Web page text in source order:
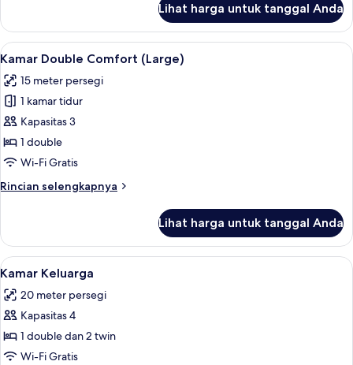
Kamar
Twin
Lihat harga untuk tanggal Anda
Lihat
semua
foto
untuk
Kamar
Double
Comfort
Kamar Double Comfort (Large) |
8
Kamar Double Comfort (Large)
15 meter persegi
1 kamar tidur
Kapasitas 3
1 double
Wi-Fi Gratis
Rincian selengkapnya
Rincian
Kamar
Double
Comfort
Lihat harga untuk tanggal Anda
Lihat
semua
foto
untuk
Kamar
Keluarga
Kamar Keluarga | Brankas, meja
8
Kamar Keluarga
20 meter persegi
Kapasitas 4
1 double dan 2 twin
Wi-Fi Gratis